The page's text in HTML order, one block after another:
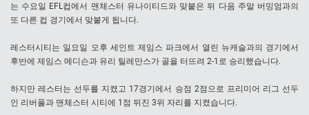
는 수요일 EFL컵에서 맨체스터 유나이티드와 맞붙은 뒤 다음 주말 버밍엄과의
또 다른 컵 경기에서 맞붙게 됩니다.
레스터시티는 일요일 오후 세인트 제임스 파크에서 열린 뉴캐슬과의 경기에서
후반에 제임스 메디슨과 유리 틸레만스가 골을 터뜨려 2-1로 승리했습니다.
하지만 레스터는 선두를 지켰고 17경기에서 승점 2점으로 프리미어 리그 선두
인 리버풀과 맨체스터 시티에 1점 뒤진 3위 자리를 지켰습니다.